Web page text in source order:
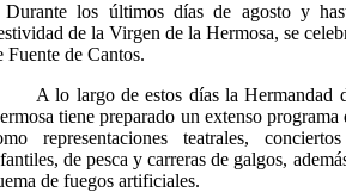
Durante los últimos días de agosto y
de la Virgen de la Hermosa, se
Fuente de Cantos.
lo largo de estos días la Hermandad
tiene preparado un extenso programa
representaciones teatrales,
de pesca y carreras de galgos,
de fuegos artificiales.